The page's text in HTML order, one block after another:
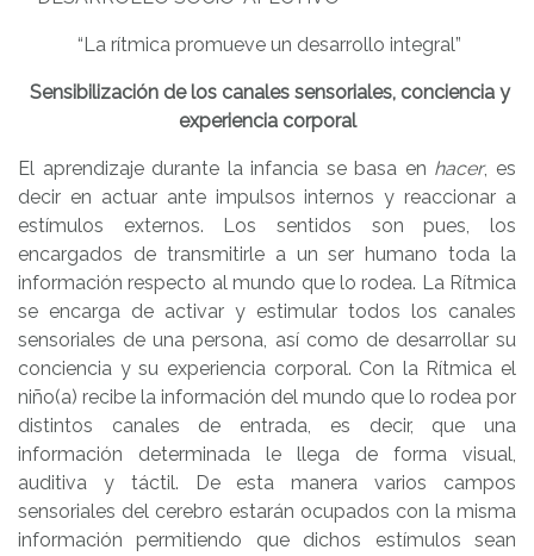
“La rítmica promueve un desarrollo integral”
Sensibilización de los canales sensoriales, conciencia y
experiencia corporal
El aprendizaje durante la infancia se basa en hacer, es
decir en actuar ante impulsos internos y reaccionar a
estímulos externos. Los sentidos son pues, los
encargados de transmitirle a un ser humano toda la
información respecto al mundo que lo rodea. La Rítmica
se encarga de activar y estimular todos los canales
sensoriales de una persona, así como de desarrollar su
conciencia y su experiencia corporal. Con la Rítmica el
niño(a) recibe la información del mundo que lo rodea por
distintos canales de entrada, es decir, que una
información determinada le llega de forma visual,
auditiva y táctil. De esta manera varios campos
sensoriales del cerebro estarán ocupados con la misma
información permitiendo que dichos estímulos sean